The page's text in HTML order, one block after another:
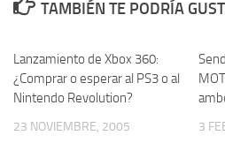
TAMBIÉN TE PODRÍA
Lanzamiento de Xbox 360:
¿Comprar o esperar al PS3 o al
Nintendo Revolution?
23 NOVIEMBRE, 2005 3